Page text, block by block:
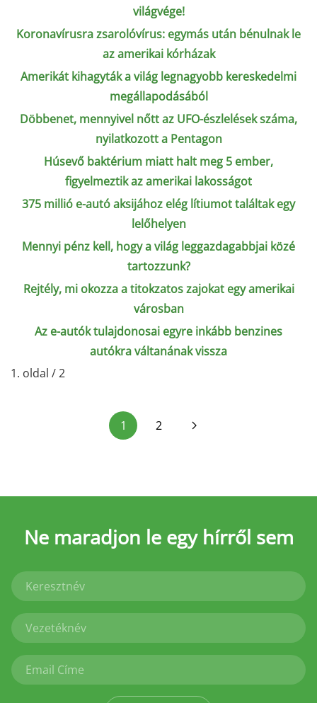
világvége!
Koronavírusra zsarolóvírus: egymás után bénulnak le
az amerikai kórházak
Amerikát kihagyták a világ legnagyobb kereskedelmi
megállapodásából
Döbbenet, mennyivel nőtt az UFO-észlelések száma,
nyilatkozott a Pentagon
Húsevő baktérium miatt halt meg 5 ember,
figyelmeztik az amerikai lakosságot
375 millió e-autó aksijához elég lítiumot találtak egy
lelőhelyen
Mennyi pénz kell, hogy a világ leggazdagabbjai közé
tartozzunk?
Rejtély, mi okozza a titokzatos zajokat egy amerikai
városban
Az e-autók tulajdonosai egyre inkább benzines
autókra váltanának vissza
1. oldal / 2
1 2
Ne maradjon le egy hírről sem